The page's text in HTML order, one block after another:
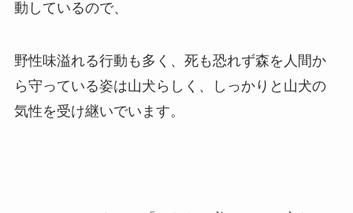
動しているので、
野性味溢れる行動も多く、死も恐れず森を人間か
ら守っている姿は山犬らしく、しっかりと山犬の
気性を受け継いでいます。